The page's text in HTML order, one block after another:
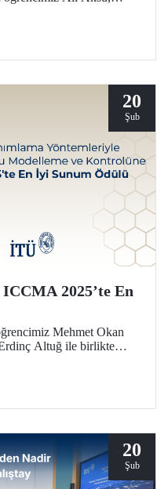
oldu.
20
Şub
2025’te En
Mehmet Okan
Erdinç Altuğ ile birlikte
Sistemlerde
20
Şub